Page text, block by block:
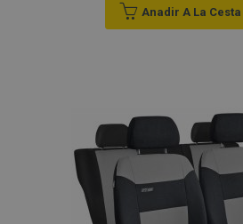
Anadir A La Cesta